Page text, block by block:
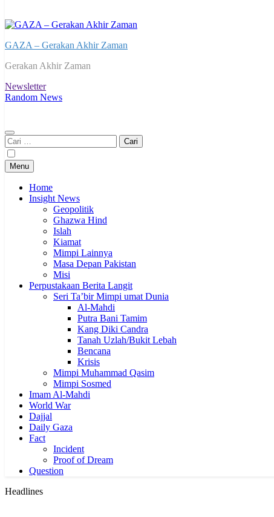
GAZA – Gerakan Akhir Zaman
Gerakan Akhir Zaman
Newsletter
Random News
Cari
untuk:
Menu
Home
Insight News
Geopolitik
Ghazwa Hind
Islah
Kiamat
Mimpi Lainnya
Masa Depan Pakistan
Misi
Perpustakaan Berita Langit
Seri Ta’bir Mimpi umat Dunia
Al-Mahdi
Putra Bani Tamim
Kang Diki Candra
Tanah Uzlah/Bukit Lebah
Bencana
Krisis
Mimpi Muhammad Qasim
Mimpi Sosmed
Imam Al-Mahdi
World War
Dajjal
Daily Gaza
Fact
Incident
Proof of Dream
Question
Headlines